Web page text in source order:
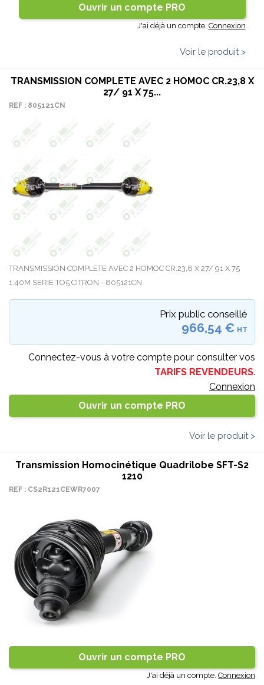
Ouvrir un compte PRO
J'ai déjà un compte. Connexion
Voir le produit >
TRANSMISSION COMPLETE AVEC 2 HOMOC CR.23,8 X
27/ 91 X 75...
REF : 805121CN
TRANSMISSION COMPLETE AVEC 2 HOMOC CR.23,8 X 27/ 91 X 75
1.40M SERIE TO5 CITRON - 805121CN
Prix public conseillé
966,54 € HT
Connectez-vous à votre compte pour consulter vos
TARIFS REVENDEURS.
Connexion
Ouvrir un compte PRO
Voir le produit >
Transmission Homocinétique Quadrilobe SFT-S2
1210
REF : CS2R121CEWR7007
Ouvrir un compte PRO
J'ai déjà un compte. Connexion